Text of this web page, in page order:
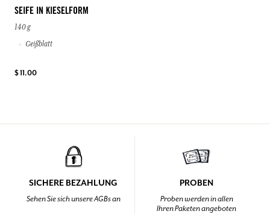
SEIFE IN KIESELFORM
140 g
Geißblatt
$ 11.00
SICHERE BEZAHLUNG
Sehen Sie sich unsere AGBs an
PROBEN
Proben werden in allen
Ihren Paketen angeboten